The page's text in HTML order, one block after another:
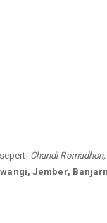
Chandi
Jember,